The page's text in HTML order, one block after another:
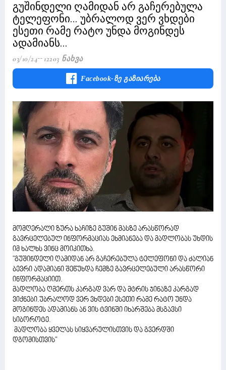
გუშინდელი ღამიდან არ გაჩერებულა
ტელეფონი... უბრალოდ ვერ ვხდები
ესეთი რამე რატო უნდა მოგინდეს
ადამიანს...
03/10/24 12203 Ნახვა
Facebook-Ზე Გაზიარება
მომღერალი ზურა ხაჩიზე გუშინ მასზე არასწორად
გავრცელებულ ინფორმაციას ეხმიანება და მადლობას უხდის
იმ ხალხს ვინც მოიკითხა.
"გუშინდელი ღამიდან არ გაჩერებულა ტელეფონი და ძალიან
ბევრი ადამიანი შეწუხდა ჩემზე გავრცელებული არასწორი
ინფორმაციით.
მადლობა ღმერთს კარგად ვარ და მტრის ჯინაზე კარგად
ვიქნები.უბრალოდ ვერ ვხდები ესეთი რამე რატო უნდა
მოგინდეს ადამიანს ან ვის ტვინში იხარშება მსგავსი
სიბოროტე.
მადლობა ყველას სიყვარულისთვის და გვერდში
დგომისთვის"